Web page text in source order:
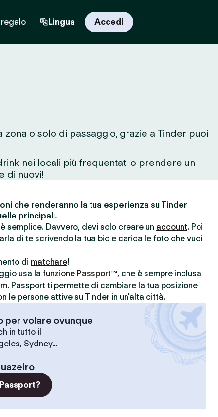
Lingua Accedi
o solo di passaggio, grazie a Tinder puoi
nei locali più frequentati o prendere un
di nuovi!
che renderanno la tua esperienza su Tinder
principali.
semplice. Davvero, devi solo creare un account. Poi
di te scrivendo la tua bio e carica le foto che vuoi
di matchare!
usa la funzione Passport™, che è sempre inclusa
. Passport ti permette di cambiare la tua posizione
le persone attive su Tinder in un'alta città.
per volare ovunque
in tutto il
Sydney...